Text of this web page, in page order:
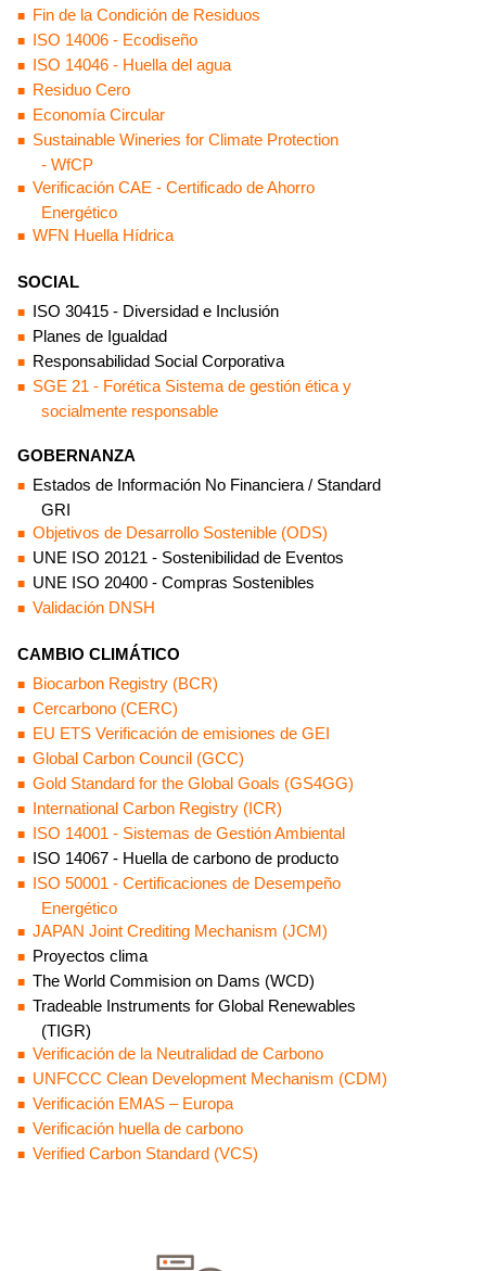
Fin de la Condición de Residuos
ISO 14006 - Ecodiseño
ISO 14046 - Huella del agua
Residuo Cero
Economía Circular
Sustainable Wineries for Climate Protection
- WfCP
Verificación CAE - Certificado de Ahorro
Energético
WFN Huella Hídrica
SOCIAL
ISO 30415 - Diversidad e Inclusión
Planes de Igualdad
Responsabilidad Social Corporativa
SGE 21 - Forética Sistema de gestión ética y
socialmente responsable
GOBERNANZA
Estados de Información No Financiera / Standard
GRI
Objetivos de Desarrollo Sostenible (ODS)
UNE ISO 20121 - Sostenibilidad de Eventos
UNE ISO 20400 - Compras Sostenibles
Validación DNSH
CAMBIO CLIMÁTICO
Biocarbon Registry (BCR)
Cercarbono (CERC)
EU ETS Verificación de emisiones de GEI
Global Carbon Council (GCC)
Gold Standard for the Global Goals (GS4GG)
International Carbon Registry (ICR)
ISO 14001 - Sistemas de Gestión Ambiental
ISO 14067 - Huella de carbono de producto
ISO 50001 - Certificaciones de Desempeño
Energético
JAPAN Joint Crediting Mechanism (JCM)
Proyectos clima
The World Commision on Dams (WCD)
Tradeable Instruments for Global Renewables
(TIGR)
Verificación de la Neutralidad de Carbono
UNFCCC Clean Development Mechanism (CDM)
Verificación EMAS – Europa
Verificación huella de carbono
Verified Carbon Standard (VCS)